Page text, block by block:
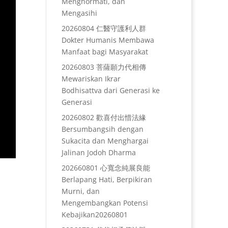
Mengasihi
20260804 仁醫守護利人群
Dokter Humanis Membawa
Manfaat bagi Masyarakat
20260803 菩薩願力代相傳
Mewariskan Ikrar
Bodhisattva dari Generasi ke
Generasi
20260802 歡喜付出惜法緣
Bersumbangsih dengan
Sukacita dan Menghargai
Jalinan Jodoh Dharma
202660801 心寬念純展良能
Berlapang Hati, Berpikiran
Murni, dan
Mengembangkan Potensi
Kebajikan20260801